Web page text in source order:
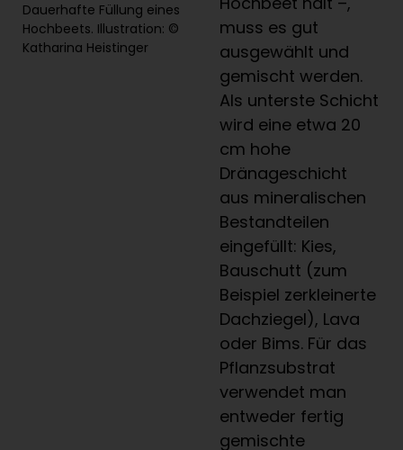
muss es gut
ausgewählt und
gemischt werden.
Als unterste Schicht
wird eine etwa 20
cm hohe
Dränageschicht
aus mineralischen
Bestandteilen
eingefüllt: Kies,
Bauschutt (zum
Beispiel zerkleinerte
Dachziegel), Lava
oder Bims. Für das
Pflanzsubstrat
verwendet man
entweder fertig
gemischte
Dauerhafte Füllung eines
Hochbeets. Illustration: ©
Katharina Heistinger